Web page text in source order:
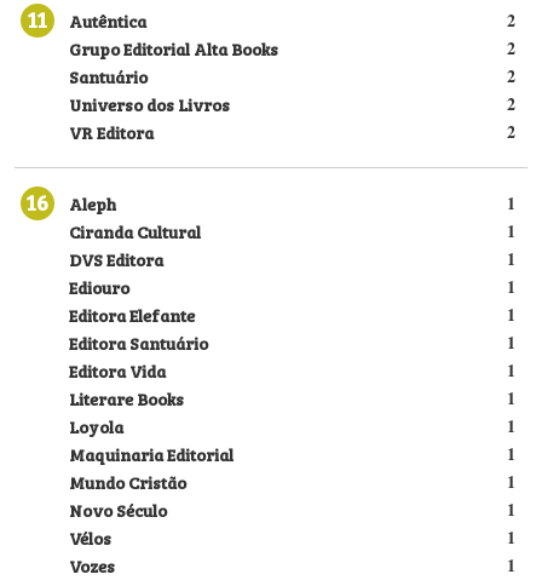
11 2
Autêntica
2
Grupo Editorial Alta Books
2
Santuário
2
Universo dos Livros
2
VR Editora
16 1
Aleph
1
Ciranda Cultural
1
DVS Editora
1
Ediouro
1
Editora Elefante
1
Editora Santuário
1
Editora Vida
1
Literare Books
1
Loyola
1
Maquinaria Editorial
1
Mundo Cristão
1
Novo Século
1
Vélos
1
Vozes